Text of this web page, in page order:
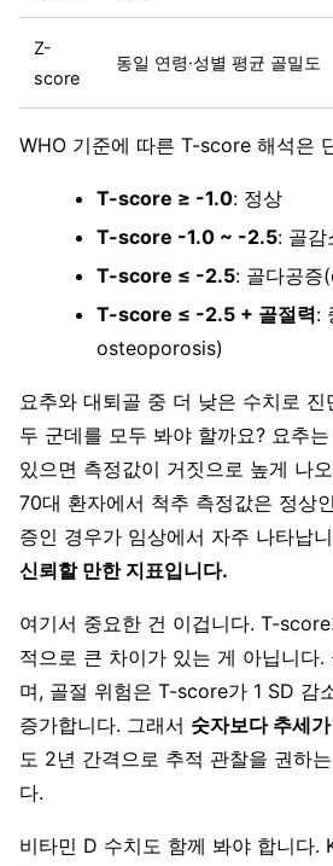
Z-
score
동일 연령·성별 평균 골밀도
WHO 기준에 따른 T-score 해석은
T-score ≥ -1.0: 정상
T-score -1.0 ~ -2.5: 골
T-score ≤ -2.5: 골다공
T-score ≤ -2.5 + 골절력:
osteoporosis)
요추와 대퇴골 중 더 낮은 수치로 진
두 군데를 모두 봐야 할까요? 요추
있으면 측정값이 거짓으로 높게 나
70대 환자에서 척추 측정값은 정상
증인 경우가 임상에서 자주 나타납
신뢰할 만한 지표입니다.
여기서 중요한 건 이겁니다. T-
적으로 큰 차이가 있는 게 아닙니다.
며, 골절 위험은 T-score가 1 SD 감
증가합니다. 그래서 숫자보다 추세
도 2년 간격으로 추적 관찰을 권하
다.
비타민 D 수치도 함께 봐야 합니다.